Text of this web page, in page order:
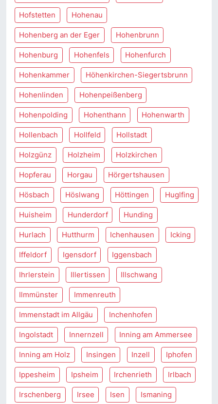
Hofstetten Hohenau
Hohenberg an der Eger Hohenbrunn
Hohenburg Hohenfels Hohenfurch
Hohenkammer Höhenkirchen-Siegertsbrunn
Hohenlinden Hohenpeißenberg
Hohenpolding Hohenthann Hohenwarth
Hollenbach Hollfeld Hollstadt
Holzgünz Holzheim Holzkirchen
Hopferau Horgau Hörgertshausen
Hösbach Höslwang Höttingen Huglfing
Huisheim Hunderdorf Hunding
Hurlach Hutthurm Ichenhausen Icking
Iffeldorf Igensdorf Iggensbach
Ihrlerstein Illertissen Illschwang
Ilmmünster Immenreuth
Immenstadt im Allgäu Inchenhofen
Ingolstadt Innernzell Inning am Ammersee
Inning am Holz Insingen Inzell Iphofen
Ippesheim Ipsheim Irchenrieth Irlbach
Irschenberg Irsee Isen Ismaning